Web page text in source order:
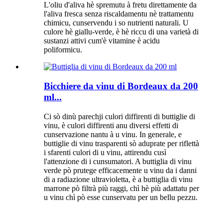
L'oliu d'aliva hè spremutu à fretu direttamente da
l'aliva fresca senza riscaldamentu nè trattamentu
chimicu, cunservendu i so nutrienti naturali. U
culore hè giallu-verde, è hè riccu di una varietà di
sustanzi attivi cum'è vitamine è acidu
poliformicu.
Bicchiere da vinu di Bordeaux da 200
ml...
Ci sò dinù parechji culori diffirenti di buttiglie di
vinu, è culori diffirenti anu diversi effetti di
cunservazione nantu à u vinu. In generale, e
buttiglie di vinu trasparenti sò aduprate per riflettà
i sfarenti culori di u vinu, attirendu cusì
l'attenzione di i cunsumatori. A buttiglia di vinu
verde pò prutege efficacemente u vinu da i danni
di a radiazione ultravioletta, è a buttiglia di vinu
marrone pò filtrà più raggi, chì hè più adattatu per
u vinu chì pò esse cunservatu per un bellu pezzu.